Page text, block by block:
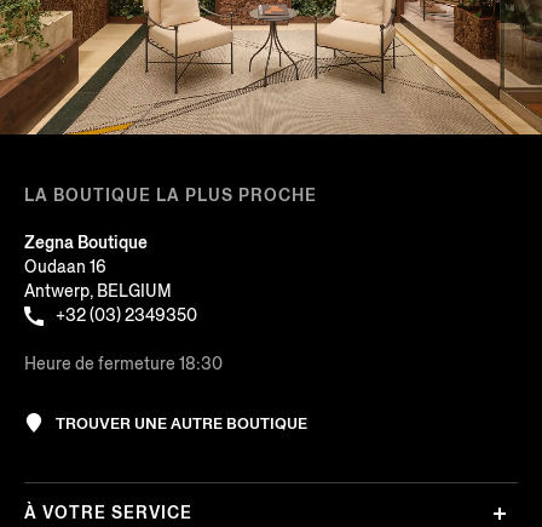
LA BOUTIQUE LA PLUS PROCHE
Zegna Boutique
Oudaan 16
Antwerp, BELGIUM
+32 (03) 2349350
Heure de fermeture 18:30
TROUVER UNE AUTRE BOUTIQUE
À VOTRE SERVICE